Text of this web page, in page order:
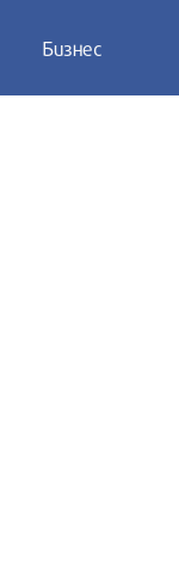
Бизнес